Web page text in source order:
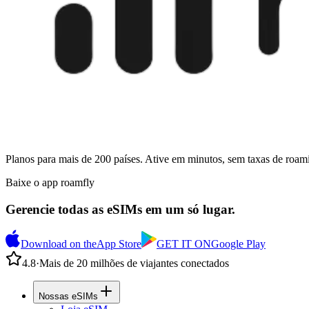
Planos para mais de 200 países. Ative em minutos, sem taxas de
Baixe o app roamfly
Gerencie todas as eSIMs em um só lugar.
Download on theApp Store GET IT ONGoogle Play
4.8·Mais de 20 milhões de viajantes conectados
Nossas eSIMs